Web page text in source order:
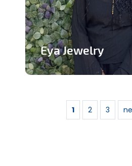
Eya Jewelry
En savoir plus
1 2 3